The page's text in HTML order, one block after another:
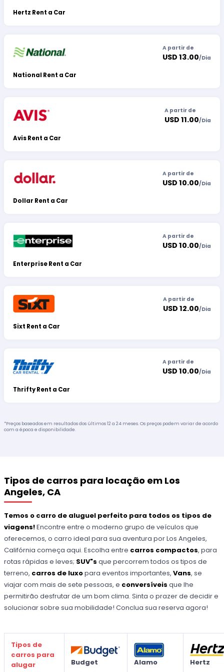
Hertz Rent a Car
National Rent a Car
A partir de
USD 13.00/Dia
Avis Rent a Car
A partir de
USD 11.00/Dia
Dollar Rent a Car
A partir de
USD 10.00/Dia
Enterprise Rent a Car
A partir de
USD 10.00/Dia
Sixt Rent a Car
A partir de
USD 12.00/Dia
Thrifty Rent a Car
A partir de
USD 10.00/Dia
*Preços baseados em resultados dos últimos 12 a 24 meses. Os preços podem variar de acordo
com a época e disponibilidade.
Tipos de carros para locação em Los
Angeles, CA
Temos o carro de aluguel perfeito para todos os tipos de
viagens!Encontre entre o moderno grupo de veículos que
oferecemos, o carro ideal para sua aventura por Los Angeles,
Califórnia começa aqui. Escolha entre carros compactos, para
rotas rápidas e leves; SUV"s que percorrem todos os tipos de
terreno, carros de luxopara eventos importantes,Vans, se
viajar com mais de sete pessoas, e conversíveis que lhe
permitirão desfrutar de um bom clima. Sinta o prazer de decidir e
solucionar sobre sua mobilidade! Conclua sua reserva agora!
Tipos de
carros para
alugar
Budget Alamo Hertz